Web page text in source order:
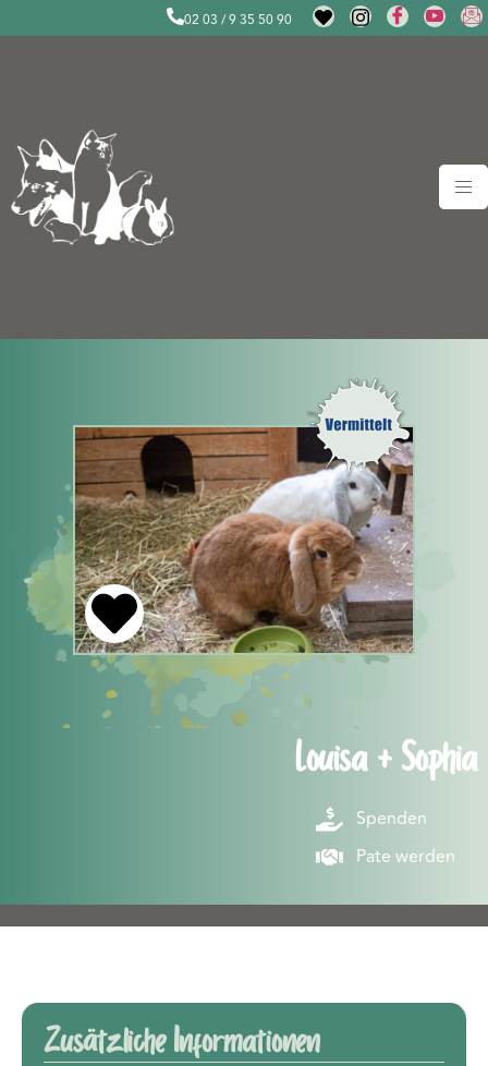
02 03 / 9 35 50 90
Louisa + Sophia
Spenden
Pate werden
Zusätzliche Informationen